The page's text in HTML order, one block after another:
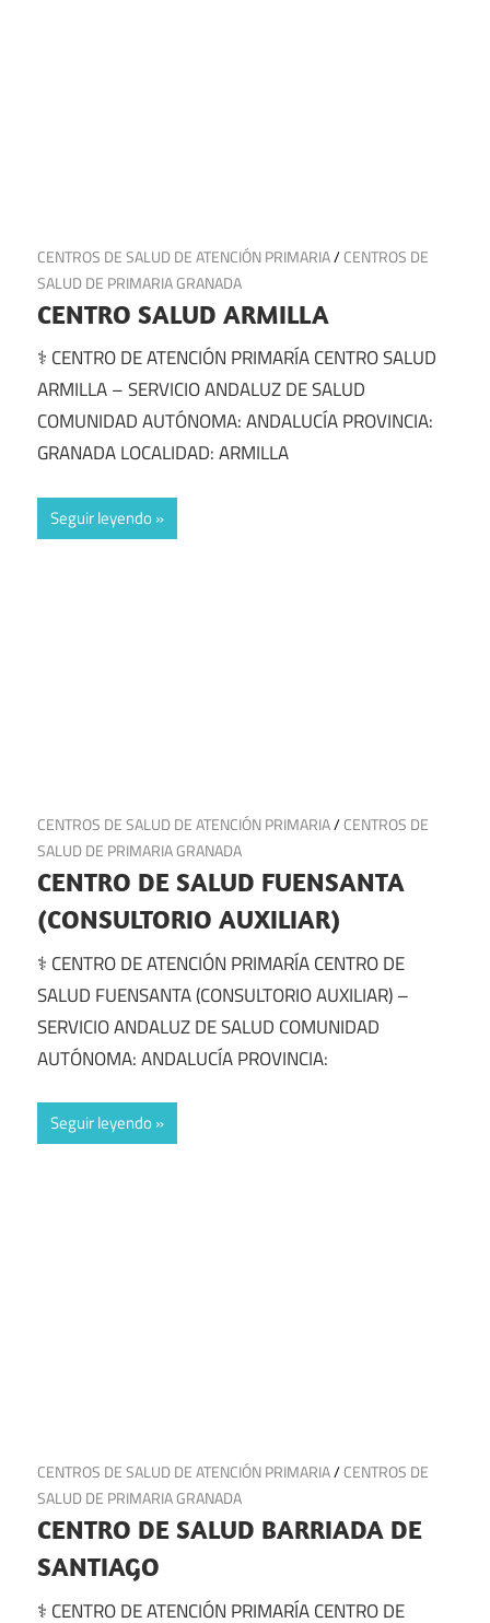
28 de junio de 2025
CENTROS DE SALUD DE ATENCIÓN PRIMARIA/CENTROS DE
SALUD DE PRIMARIA GRANADA
CENTRO SALUD ARMILLA
⚕️ CENTRO DE ATENCIÓN PRIMARÍA CENTRO SALUD
ARMILLA – SERVICIO ANDALUZ DE SALUD
COMUNIDAD AUTÓNOMA: ANDALUCÍA PROVINCIA:
GRANADA LOCALIDAD: ARMILLA
Seguir leyendo
26 de junio de 2025
CENTROS DE SALUD DE ATENCIÓN PRIMARIA/CENTROS DE
SALUD DE PRIMARIA GRANADA
CENTRO DE SALUD FUENSANTA
(CONSULTORIO AUXILIAR)
⚕️ CENTRO DE ATENCIÓN PRIMARÍA CENTRO DE
SALUD FUENSANTA (CONSULTORIO AUXILIAR) –
SERVICIO ANDALUZ DE SALUD COMUNIDAD
AUTÓNOMA: ANDALUCÍA PROVINCIA:
Seguir leyendo
26 de junio de 2025
CENTROS DE SALUD DE ATENCIÓN PRIMARIA/CENTROS DE
SALUD DE PRIMARIA GRANADA
CENTRO DE SALUD BARRIADA DE
SANTIAGO
⚕️ CENTRO DE ATENCIÓN PRIMARÍA CENTRO DE